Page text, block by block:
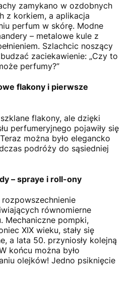
zamykano w ozdobnych
z korkiem, a aplikacja
perfum w skórę. Modne
– metalowe kule z
Szlachcic noszący
zaciekawienie: „Czy to
perfumy?”
flakony i pierwsze
flakony, ale dzięki
perfumeryjnego pojawiły się
można było elegancko
podróży do sąsiedniej
– spraye i roll-ony
równomierne
Mechaniczne pompki,
XIX wieku, stały się
a lata 50. przyniosły kolejną
końcu można było
olejków! Jedno psiknięcie